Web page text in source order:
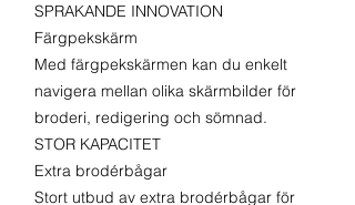
SPRAKANDE INNOVATION
Färgpekskärm
Med färgpekskärmen kan du enkelt
navigera mellan olika skärmbilder för
broderi, redigering och sömnad.
STOR KAPACITET
Extra brodérbågar
Stort utbud av extra brodérbågar för